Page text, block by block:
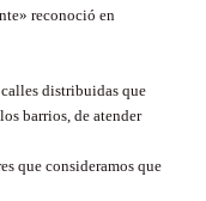
reconoció en
distribuidas que
barrios, de atender
que consideramos que